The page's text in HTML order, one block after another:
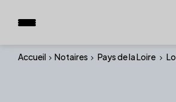
Accueil Notaires Pays de la Loire